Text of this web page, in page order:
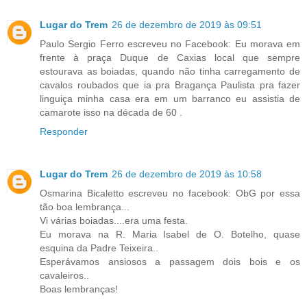
Lugar do Trem 26 de dezembro de 2019 às 09:51
Paulo Sergio Ferro escreveu no Facebook: Eu morava em
frente à praça Duque de Caxias local que sempre
estourava as boiadas, quando não tinha carregamento de
cavalos roubados que ia pra Bragança Paulista pra fazer
linguiça minha casa era em um barranco eu assistia de
camarote isso na década de 60 .
Responder
Lugar do Trem 26 de dezembro de 2019 às 10:58
Osmarina Bicaletto escreveu no facebook: ObG por essa
tão boa lembrança...
Vi várias boiadas....era uma festa.
Eu morava na R. Maria Isabel de O. Botelho, quase
esquina da Padre Teixeira..
Esperávamos ansiosos a passagem dois bois e os
cavaleiros..
Boas lembranças!